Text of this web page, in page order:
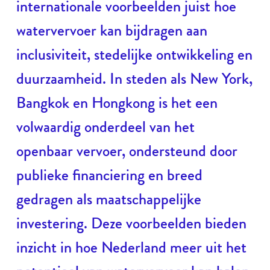
internationale voorbeelden juist hoe
watervervoer kan bijdragen aan
inclusiviteit, stedelijke ontwikkeling en
duurzaamheid. In steden als New York,
Bangkok en Hongkong is het een
volwaardig onderdeel van het
openbaar vervoer, ondersteund door
publieke financiering en breed
gedragen als maatschappelijke
investering. Deze voorbeelden bieden
inzicht in hoe Nederland meer uit het